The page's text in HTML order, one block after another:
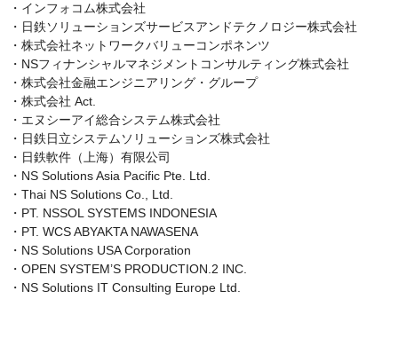
・インフォコム株式会社
・日鉄ソリューションズサービスアンドテクノロジー株式会社
・株式会社ネットワークバリューコンポネンツ
・NSフィナンシャルマネジメントコンサルティング株式会社
・株式会社金融エンジニアリング・グループ
・株式会社 Act.
・エヌシーアイ総合システム株式会社
・日鉄日立システムソリューションズ株式会社
・日鉄軟件（上海）有限公司
・NS Solutions Asia Pacific Pte. Ltd.
・Thai NS Solutions Co., Ltd.
・PT. NSSOL SYSTEMS INDONESIA
・PT. WCS ABYAKTA NAWASENA
・NS Solutions USA Corporation
・OPEN SYSTEM’S PRODUCTION.2 INC.
・NS Solutions IT Consulting Europe Ltd.